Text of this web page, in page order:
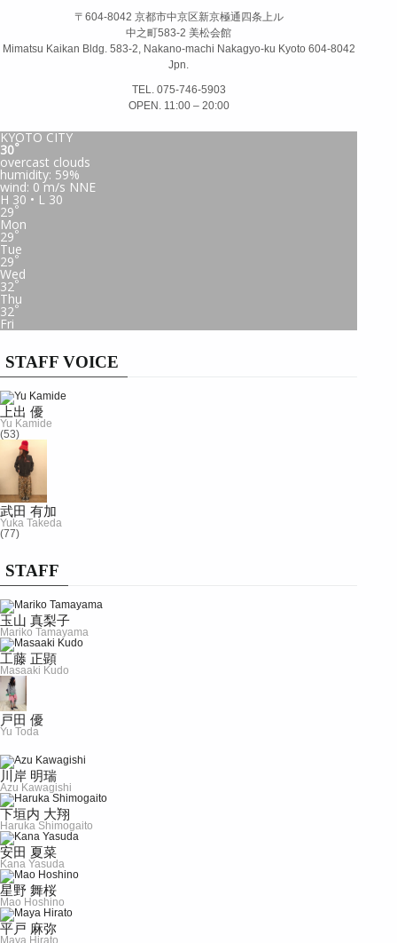
〒604-8042 京都市中京区新京極通四条上ル
中之町583-2 美松会館
Mimatsu Kaikan Bldg. 583-2, Nakano-machi Nakagyo-ku Kyoto 604-8042
Jpn.
TEL. 075-746-5903
OPEN. 11:00 – 20:00
KYOTO CITY
30°
overcast clouds
humidity: 59%
wind: 0 m/s NNE
H 30 • L 30
29°
Mon
29°
Tue
29°
Wed
32°
Thu
32°
Fri
STAFF VOICE
上出 優
Yu Kamide
(53)
武田 有加
Yuka Takeda
(77)
STAFF
玉山 真梨子
Mariko Tamayama
工藤 正顕
Masaaki Kudo
戸田 優
Yu Toda
川岸 明瑞
Azu Kawagishi
下垣内 大翔
Haruka Shimogaito
安田 夏菜
Kana Yasuda
星野 舞桜
Mao Hoshino
平戸 麻弥
Maya Hirato